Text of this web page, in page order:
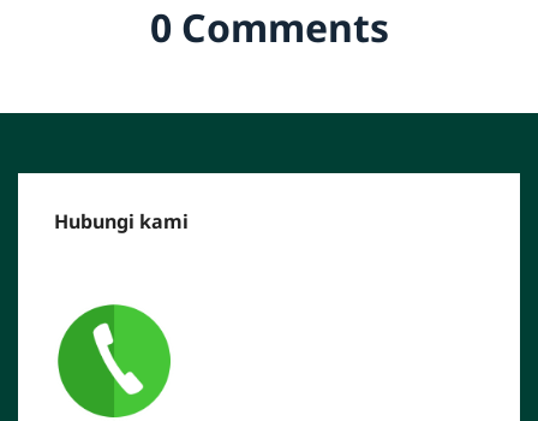
0 Comments
Hubungi kami